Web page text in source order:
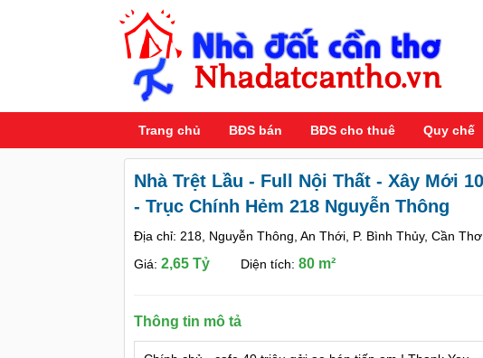
Trang chủ BĐS bán BĐS cho thuê Quy chế
Nhà Trệt Lầu - Full Nội Thất - Xây Mới
- Trục Chính Hẻm 218 Nguyễn Thông
Địa chỉ: 218, Nguyễn Thông, An Thới, P. Bình Thủy, Cần Thơ
Giá: 2,65 Tỷ Diện tích: 80 m²
Thông tin mô tả